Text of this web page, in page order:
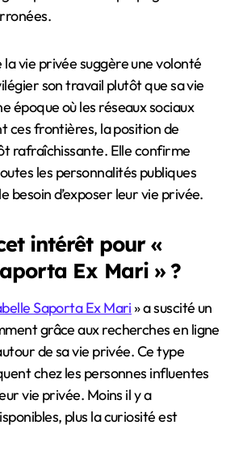
la vie privée suggère une volonté
son travail plutôt que sa vie
époque où les réseaux sociaux
ces frontières, la position de
rafraîchissante. Elle confirme
les personnalités publiques
besoin d’exposer leur vie privée.
intérêt pour «
Ex Mari » ?
Saporta Ex Mari » a suscité un
grâce aux recherches en ligne
de sa vie privée. Ce type
chez les personnes influentes
vie privée. Moins il y a
plus la curiosité est